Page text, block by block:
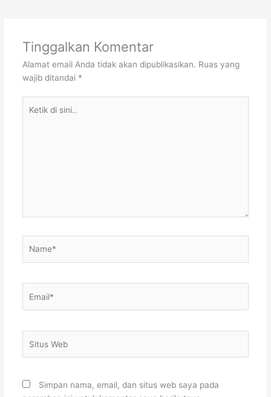
Tinggalkan Komentar
Alamat email Anda tidak akan dipublikasikan. Ruas yang
wajib ditandai *
Web
Simpan nama, email, dan situs web saya pada